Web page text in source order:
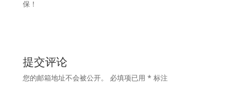
保！
提交评论
您的邮箱地址不会被公开。 必填项已用 * 标注